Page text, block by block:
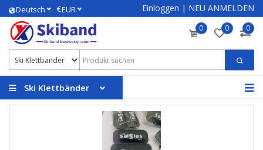
Deutsch €EUR Einloggen | NEU ANMELDEN
0 0 0
Ski Klettbänder